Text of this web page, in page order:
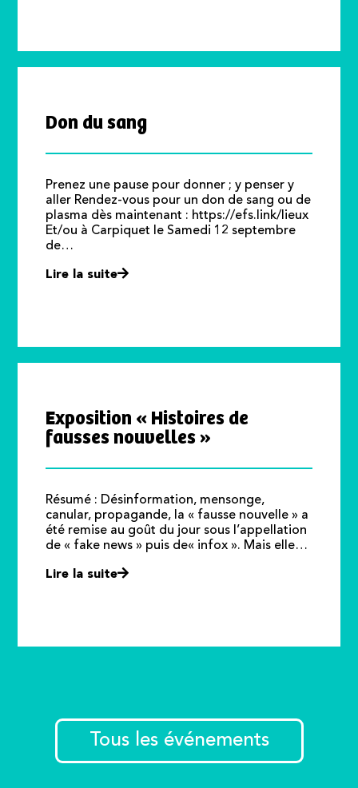
Don du sang
Prenez une pause pour donner ; y penser y
aller Rendez-vous pour un don de sang ou de
plasma dès maintenant : https://efs.link/lieux
Et/ou à Carpiquet le Samedi 12 septembre
de…
Lire la suite
Exposition « Histoires de
fausses nouvelles »
Résumé : Désinformation, mensonge,
canular, propagande, la « fausse nouvelle » a
été remise au goût du jour sous l’appellation
de « fake news » puis de« infox ». Mais elle…
Lire la suite
Tous les événements